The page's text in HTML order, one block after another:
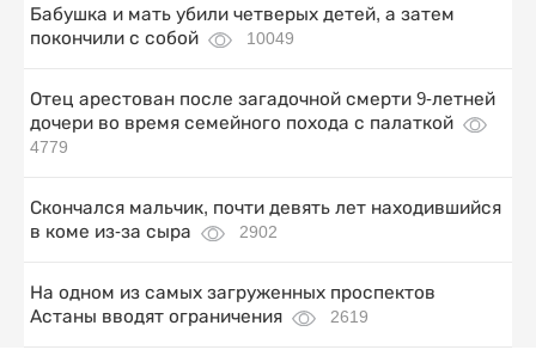
Бабушка и мать убили четверых детей, а затем
покончили с собой
10049
Отец арестован после загадочной смерти 9-летней
дочери во время семейного похода с палаткой
4779
Скончался мальчик, почти девять лет находившийся
в коме из-за сыра
2902
На одном из самых загруженных проспектов
Астаны вводят ограничения
2619